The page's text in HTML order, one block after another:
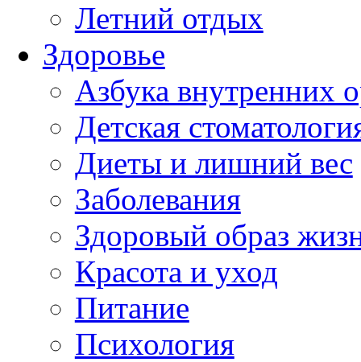
Летний отдых
Здоровье
Азбука внутренних
Детская
Диеты и лишний вес
Заболевания
Здоровый образ
Красота и уход
Питание
Психология